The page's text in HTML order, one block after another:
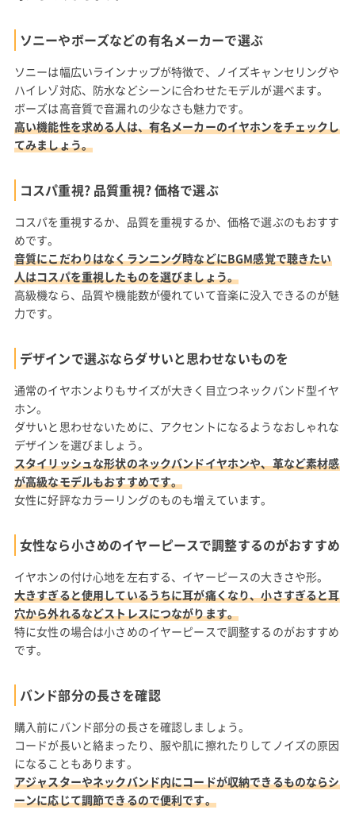
ソニーやボーズなどの有名メーカーで選ぶ
ソニーは幅広いラインナップが特徴で、ノイズキャンセリングや
ハイレゾ対応、防水などシーンに合わせたモデルが選べます。
ボーズは高音質で音漏れの少なさも魅力です。
高い機能性を求める人は、有名メーカーのイヤホンをチェックし
てみましょう。
コスパ重視? 品質重視? 価格で選ぶ
コスパを重視するか、品質を重視するか、価格で選ぶのもおすす
めです。
音質にこだわりはなくランニング時などにBGM感覚で聴きたい
人はコスパを重視したものを選びましょう。
高級機なら、品質や機能数が優れていて音楽に没入できるのが魅
力です。
デザインで選ぶならダサいと思わせないものを
通常のイヤホンよりもサイズが大きく目立つネックバンド型イヤ
ホン。
ダサいと思わせないために、アクセントになるようなおしゃれな
デザインを選びましょう。
スタイリッシュな形状のネックバンドイヤホンや、革など素材感
が高級なモデルもおすすめです。
女性に好評なカラーリングのものも増えています。
女性なら小さめのイヤーピースで調整するのがおすすめ
イヤホンの付け心地を左右する、イヤーピースの大きさや形。
大きすぎると使用しているうちに耳が痛くなり、小さすぎると耳
穴から外れるなどストレスにつながります。
特に女性の場合は小さめのイヤーピースで調整するのがおすすめ
です。
バンド部分の長さを確認
購入前にバンド部分の長さを確認しましょう。
コードが長いと絡まったり、服や肌に擦れたりしてノイズの原因
になることもあります。
アジャスターやネックバンド内にコードが収納できるものならシ
ーンに応じて調節できるので便利です。